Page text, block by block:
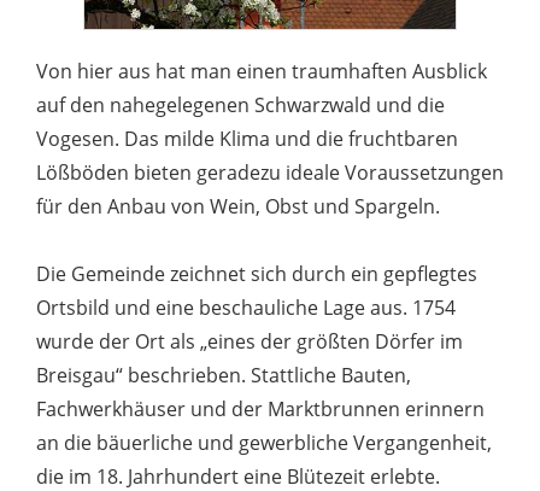
Von hier aus hat man einen traumhaften Ausblick
auf den nahegelegenen Schwarzwald und die
Vogesen. Das milde Klima und die fruchtbaren
Lößböden bieten geradezu ideale Voraussetzungen
für den Anbau von Wein, Obst und Spargeln.
Die Gemeinde zeichnet sich durch ein gepflegtes
Ortsbild und eine beschauliche Lage aus. 1754
wurde der Ort als „eines der größten Dörfer im
Breisgau“ beschrieben. Stattliche Bauten,
Fachwerkhäuser und der Marktbrunnen erinnern
an die bäuerliche und gewerbliche Vergangenheit,
die im 18. Jahrhundert eine Blütezeit erlebte.